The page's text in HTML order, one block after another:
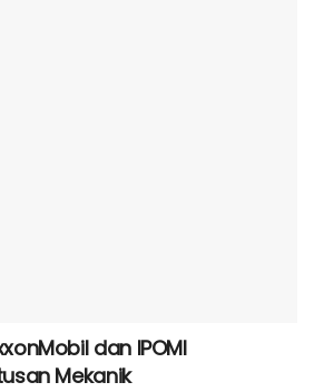
dan IPOMI
Mekanik